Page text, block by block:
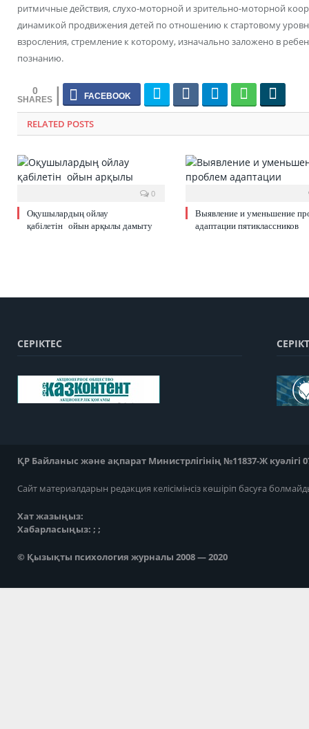
ритмичные действия, слухо-моторной и зрительно-моторной
динамикой продвижения детей по отношению к стартовому
взросления, стремление к которому, изначально заложено в
познанию.
0
RELATED POSTS
0
Оқушылардың ойлау
қабілетін ойын арқылы дамыту
Выявление и уменьшение
адаптации пятиклассников
СЕРІКТЕС
ҚР Байланыс және ақпарат Министрлігінің №11837-Ж куәлігі
Сайт материалдарын редакция келісімінсіз көшіріп басуға
Хат жазыңыз:
Хабарласыңыз: ; ;
© Қызықты психология журналы 2008 — 2020